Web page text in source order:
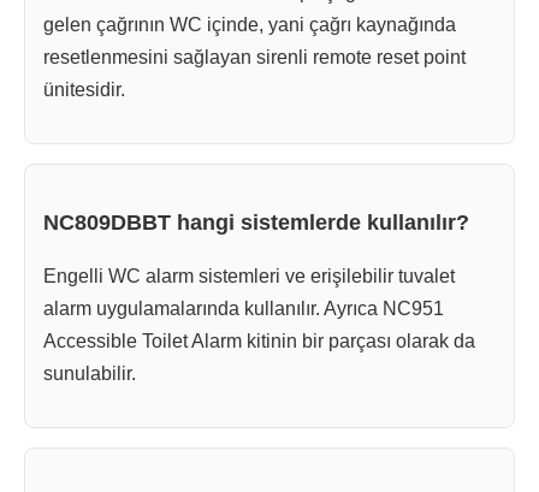
gelen çağrının WC içinde, yani çağrı kaynağında
resetlenmesini sağlayan sirenli remote reset point
ünitesidir.
NC809DBBT hangi sistemlerde kullanılır?
Engelli WC alarm sistemleri ve erişilebilir tuvalet
alarm uygulamalarında kullanılır. Ayrıca NC951
Accessible Toilet Alarm kitinin bir parçası olarak da
sunulabilir.